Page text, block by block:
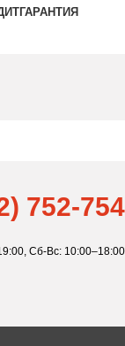
ГАРАНТИЯ
752-754
Сб-Вс: 10:00–18:00